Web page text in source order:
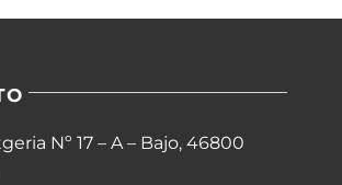
Nº 17 – A – Bajo, 46800